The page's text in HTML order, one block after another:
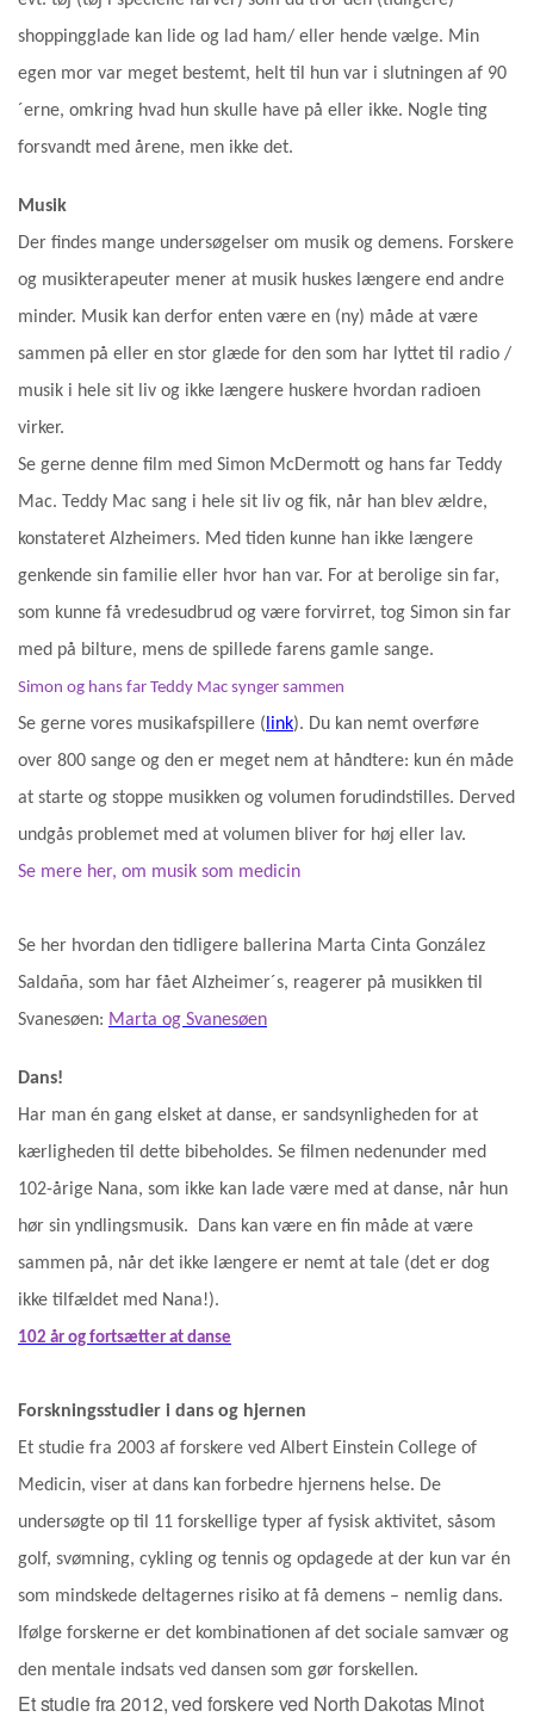
shoppingglade kan lide og lad ham/ eller hende vælge. Min
egen mor var meget bestemt, helt til hun var i slutningen af 90
´erne, omkring hvad hun skulle have på eller ikke. Nogle ting
forsvandt med årene, men ikke det.
Musik
Der findes mange undersøgelser om musik og demens. Forskere
og musikterapeuter mener at musik huskes længere end andre
minder. Musik kan derfor enten være en (ny) måde at være
sammen på eller en stor glæde for den som har lyttet til radio /
musik i hele sit liv og ikke længere huskere hvordan radioen
virker.
Se gerne denne film med Simon McDermott og hans far Teddy
Mac. Teddy Mac sang i hele sit liv og fik, når han blev ældre,
konstateret Alzheimers. Med tiden kunne han ikke længere
genkende sin familie eller hvor han var. For at berolige sin far,
som kunne få vredesudbrud og være forvirret, tog Simon sin far
med på bilture, mens de spillede farens gamle sange.
Simon og hans far Teddy Mac synger sammen
Se gerne vores musikafspillere ( link). Du kan nemt overføre
over 800 sange og den er meget nem at håndtere: kun én måde
at starte og stoppe musikken og volumen forudindstilles. Derved
undgås problemet med at volumen bliver for høj eller lav.
Se mere her, om musik som medicin
Se her hvordan den tidligere ballerina Marta Cinta González
Saldaña, som har fået Alzheimer´s, reagerer på musikken til
Svanesøen: Marta og Svanesøen
Dans!
Har man én gang elsket at danse, er sandsynligheden for at
kærligheden til dette bibeholdes. Se filmen nedenunder med
102-årige Nana, som ikke kan lade være med at danse, når hun
hør sin yndlingsmusik. Dans kan være en fin måde at være
sammen på, når det ikke længere er nemt at tale (det er dog
ikke tilfældet med Nana!).
102 år og fortsætter at danse
Forskningsstudier i dans og hjernen
Et studie fra 2003 af forskere ved Albert Einstein College of
Medicin, viser at dans kan forbedre hjernens helse. De
undersøgte op til 11 forskellige typer af fysisk aktivitet, såsom
golf, svømning, cykling og tennis og opdagede at der kun var én
som mindskede deltagernes risiko at få demens – nemlig dans.
Ifølge forskerne er det kombinationen af det sociale samvær og
den mentale indsats ved dansen som gør forskellen.
Et studie fra 2012, ved forskere ved North Dakotas Minot